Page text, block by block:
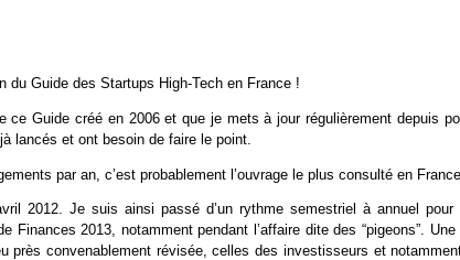
du Guide des Startups High-Tech en France !
ce Guide créé en 2006 et que je mets à jour régulièrement depuis
lancés et ont besoin de faire le point.
par an, c’est probablement l’ouvrage le plus consulté en
2012. Je suis ainsi passé d’un rythme semestriel à annuel
Finances 2013, notamment pendant l’affaire dite des “pigeons”.
près convenablement révisée, celles des investisseurs et